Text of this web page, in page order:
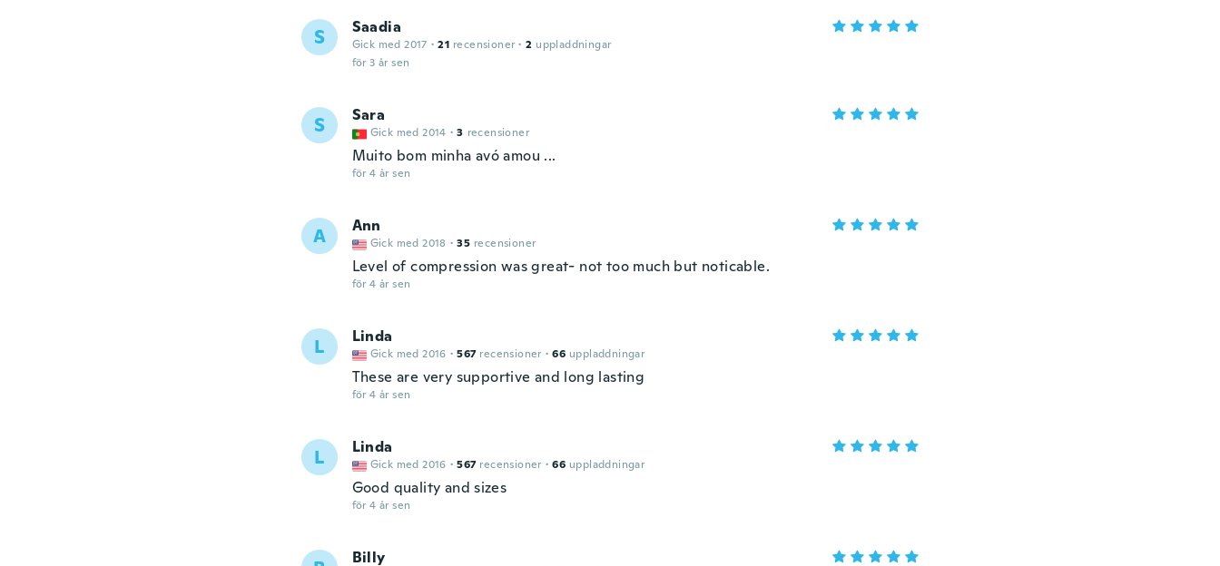
S Saadia
Gick med 2017 · 21 recensioner · 2 uppladdningar
för 3 år sen
S Sara
Gick med 2014 · 3 recensioner
Muito bom minha avó amou ...
för 4 år sen
A Ann
Gick med 2018 · 35 recensioner
Level of compression was great- not too much but noticable.
för 4 år sen
L Linda
Gick med 2016 · 567 recensioner · 66 uppladdningar
These are very supportive and long lasting
för 4 år sen
L Linda
Gick med 2016 · 567 recensioner · 66 uppladdningar
Good quality and sizes
för 4 år sen
Billy